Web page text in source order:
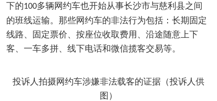
下的100多辆网约车也开始从事长沙市与慈利县之间
的班线运输。那些网约车的非法行为包括：长期固定
线路、固定票价、按座位收取费用、沿途随意上下
客、一车多拼、线下电话和微信揽客交易等。
投诉人拍摄网约车涉嫌非法载客的证据（投诉人供
图）